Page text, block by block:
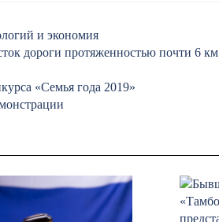
и экономия
дороги протяженностью почти 6 км
«Семья года 2019»